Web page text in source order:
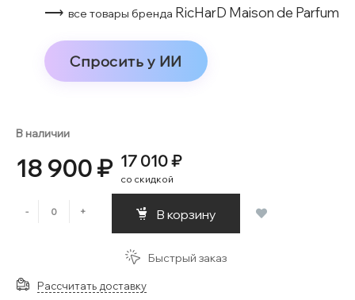
⟶ все товары бренда RicHarD Maison de Parfum
Спросить у ИИ
В наличии
18 900 ₽ 17 010 ₽
со скидкой
- + В корзину
Быстрый заказ
Рассчитать доставку